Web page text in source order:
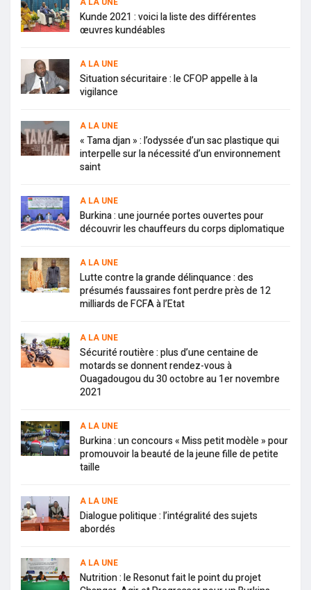
Kunde 2021 : voici la liste des différentes
œuvres kundéables
A LA UNE
Situation sécuritaire : le CFOP appelle à la
vigilance
A LA UNE
« Tama djan » : l’odyssée d’un sac plastique qui
interpelle sur la nécessité d’un environnement
saint
A LA UNE
Burkina : une journée portes ouvertes pour
découvrir les chauffeurs du corps diplomatique
A LA UNE
Lutte contre la grande délinquance : des
présumés faussaires font perdre près de 12
milliards de FCFA à l’Etat
A LA UNE
Sécurité routière : plus d’une centaine de
motards se donnent rendez-vous à
Ouagadougou du 30 octobre au 1er novembre
2021
A LA UNE
Burkina : un concours « Miss petit modèle » pour
promouvoir la beauté de la jeune fille de petite
taille
A LA UNE
Dialogue politique : l’intégralité des sujets
abordés
A LA UNE
Nutrition : le Resonut fait le point du projet